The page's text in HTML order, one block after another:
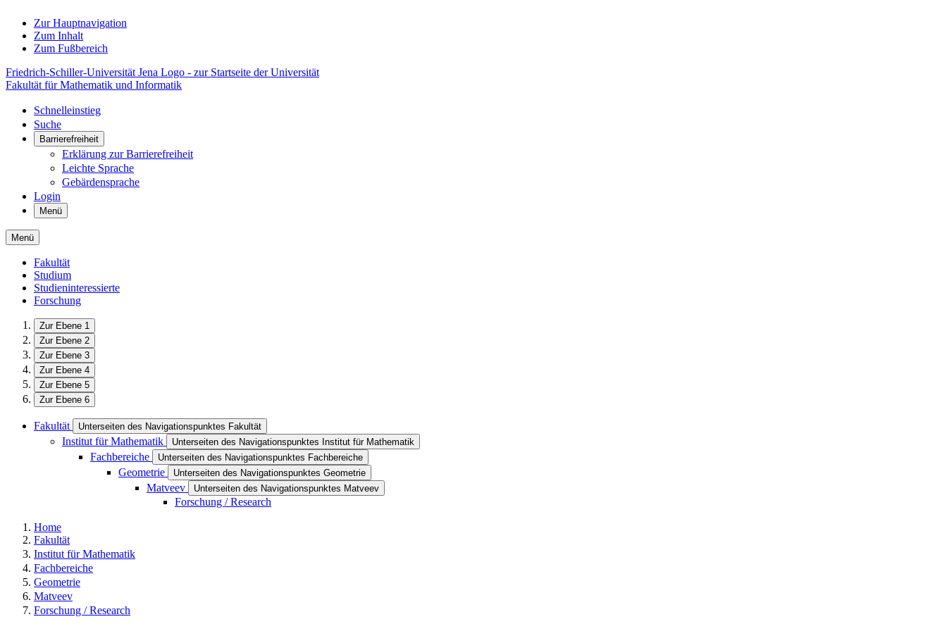
Zur Hauptnavigation
Zum Inhalt
Zum Fußbereich
Friedrich-Schiller-Universität Jena Logo - zur Startseite der Universität
Fakultät für Mathematik und Informatik
Schnelleinstieg
Suche
Barrierefreiheit
Erklärung zur Barrierefreiheit
Leichte Sprache
Gebärdensprache
Login
Menü
Menü
Fakultät
Studium
Studieninteressierte
Forschung
Zur Ebene 1
Zur Ebene 2
Zur Ebene 3
Zur Ebene 4
Zur Ebene 5
Zur Ebene 6
Fakultät Unterseiten des Navigationspunktes Fakultät
Institut für Mathematik Unterseiten des Navigationspunktes Institut für Mathematik
Fachbereiche Unterseiten des Navigationspunktes Fachbereiche
Geometrie Unterseiten des Navigationspunktes Geometrie
Matveev Unterseiten des Navigationspunktes Matveev
Forschung / Research
Home
Fakultät
Institut für Mathematik
Fachbereiche
Geometrie
Matveev
Forschung / Research